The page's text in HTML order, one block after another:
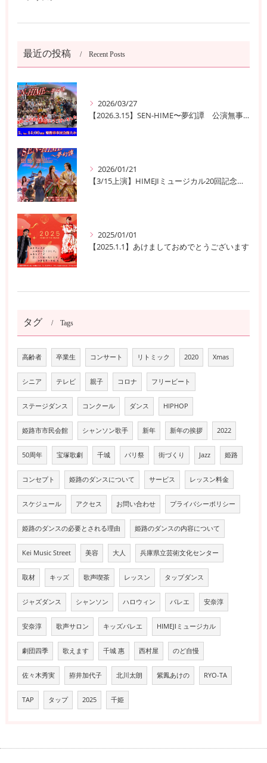
最近の投稿 Recent Posts
2026/03/27
【2026.3.15】SEN-HIME〜夢幻譚 公演無事終了
2026/01/21
【3/15上演】HIMEJIミュージカル20回記念公演！ 姫路の歴史と夢が交錯する『SEN-HIME〜夢幻譚』
2025/01/01
【2025.1.1】あけましておめでとうございます
タグ Tags
高齢者 卒業生 コンサート リトミック 2020 Xmas
シニア テレビ 親子 コロナ フリービート
ステージダンス コンクール ダンス HIPHOP
姫路市市民会館 シャンソン歌手 新年 新年の挨拶 2022
50周年 宝塚歌劇 千城 パリ祭 街づくり Jazz 姫路
コンセプト 姫路のダンスについて サービス レッスン料金
スケジュール アクセス お問い合わせ プライバシーポリシー
姫路のダンスの必要とされる理由 姫路のダンスの内容について
Kei Music Street 美容 大人 兵庫県立芸術文化センター
取材 キッズ 歌声喫茶 レッスン タップダンス
ジャズダンス シャンソン ハロウィン バレエ 安奈淳
安奈淳 歌声サロン キッズバレエ HIMEJIミュージカル
劇団四季 歌えます 千城 惠 西村屋 のど自慢
佐々木秀実 拵井加代子 北川太朗 紫鳳あけの RYO-TA
TAP タップ 2025 千姫